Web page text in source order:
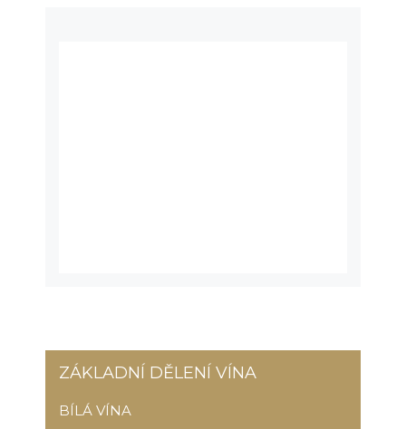
ZÁKLADNÍ DĚLENÍ VÍNA
BÍLÁ VÍNA